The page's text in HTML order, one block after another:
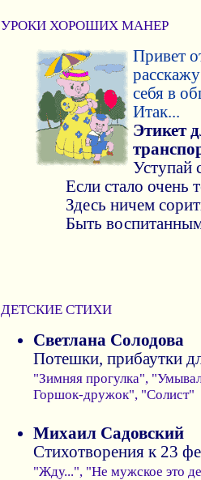
УРОКИ ХОРОШИХ МАНЕР
Привет
себя в
Итак...
Этикет
Уступай
Если стало очень
Здесь ничем
Быть
ДЕТСКИЕ СТИХИ
Светлана Солодова
Потешки, прибаутки
"Зимняя прогулка",
Горшок-дружок", "Солист"
Михаил Садовский
Стихотворения к 23
"Жду...", "Не мужское это